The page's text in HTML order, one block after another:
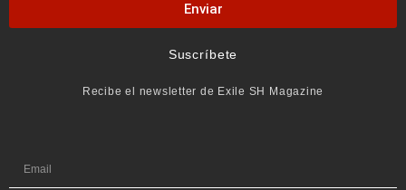
Enviar
Suscríbete
Recibe el newsletter de Exile SH Magazine